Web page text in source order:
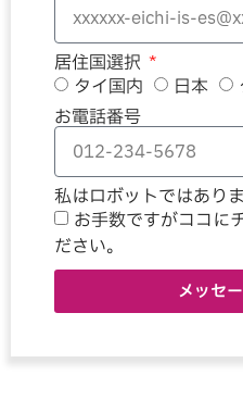
居住国選択
タイ国内
日本
お電話番号
私はロボットではあり
お手数ですがココに
ださい。
メッセ